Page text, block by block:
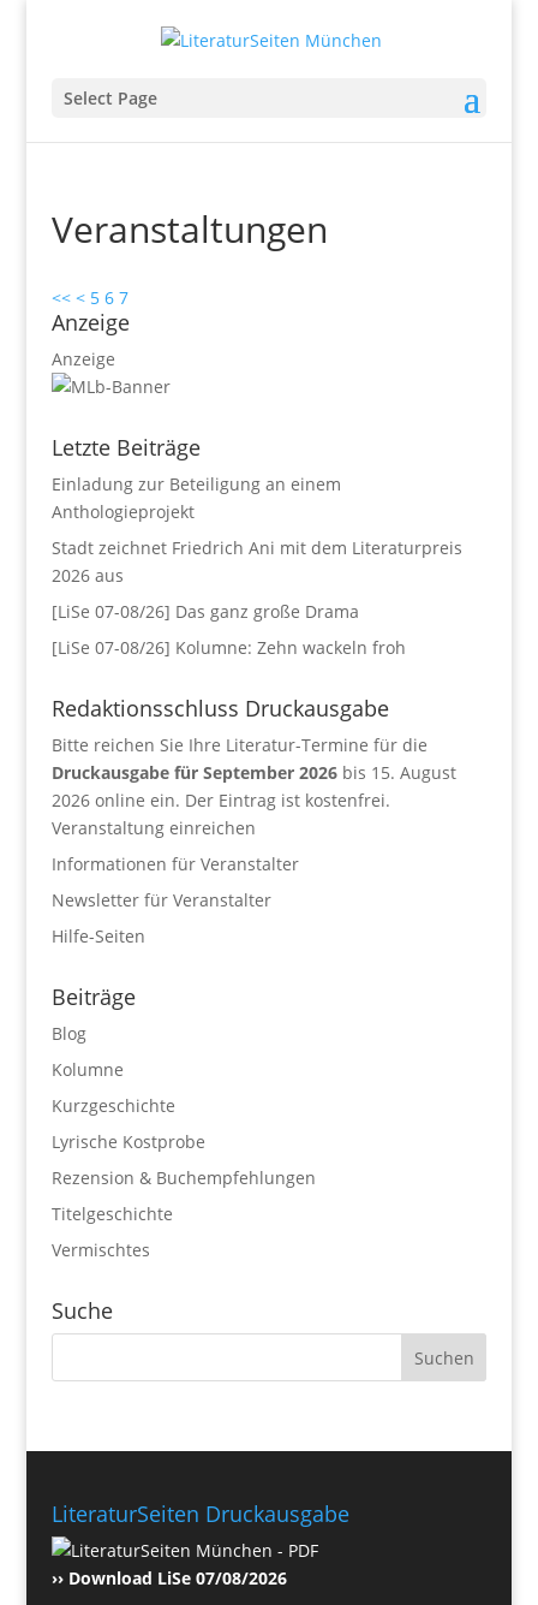
Select Page
Veranstaltungen
<< < 5 6 7
Anzeige
Anzeige
Letzte Beiträge
Einladung zur Beteiligung an einem
Anthologieprojekt
Stadt zeichnet Friedrich Ani mit dem Literaturpreis
2026 aus
[LiSe 07-08/26] Das ganz große Drama
[LiSe 07-08/26] Kolumne: Zehn wackeln froh
Redaktionsschluss Druckausgabe
Bitte reichen Sie Ihre Literatur-Termine für die
Druckausgabe für September 2026bis 15. August
2026 online ein. Der Eintrag ist kostenfrei.
Veranstaltung einreichen
Informationen für Veranstalter
Newsletter für Veranstalter
Hilfe-Seiten
Beiträge
Blog
Kolumne
Kurzgeschichte
Lyrische Kostprobe
Rezension & Buchempfehlungen
Titelgeschichte
Vermischtes
Suche
LiteraturSeiten Druckausgabe
›› Download LiSe 07/08/2026